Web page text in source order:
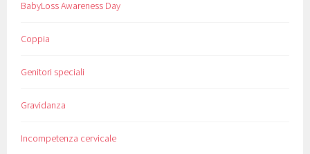
BabyLoss Awareness Day
Coppia
Genitori speciali
Gravidanza
Incompetenza cervicale